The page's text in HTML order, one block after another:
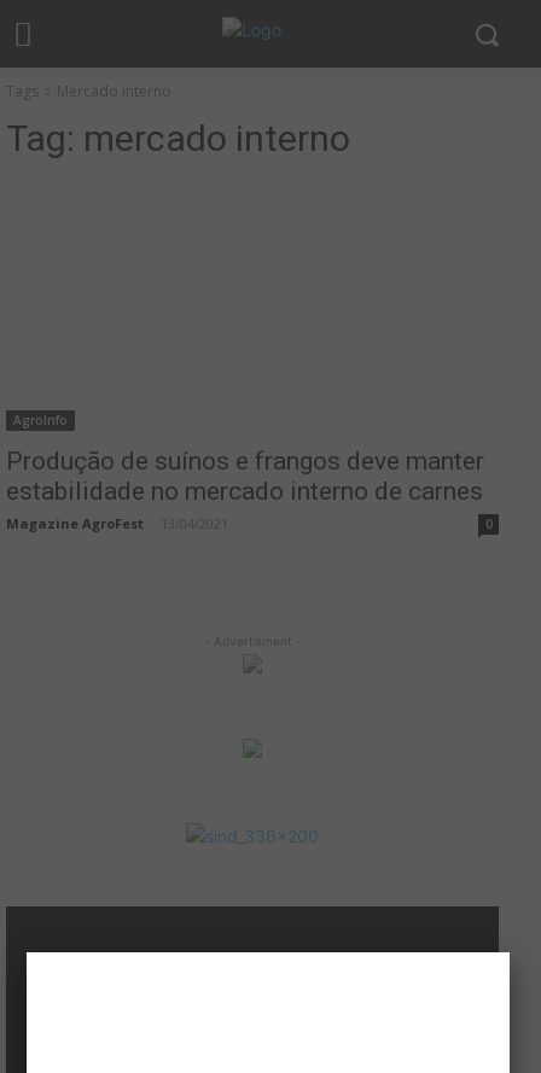
Tags Mercado interno
Tag: mercado interno
AgroInfo
Produção de suínos e frangos deve manter
estabilidade no mercado interno de carnes
Magazine AgroFest 13/04/2021 0
- Advertisment -